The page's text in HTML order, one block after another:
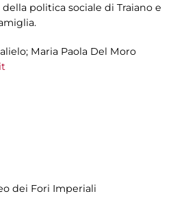
politica sociale di Traiano e
Maria Paola Del Moro
dei Fori Imperiali